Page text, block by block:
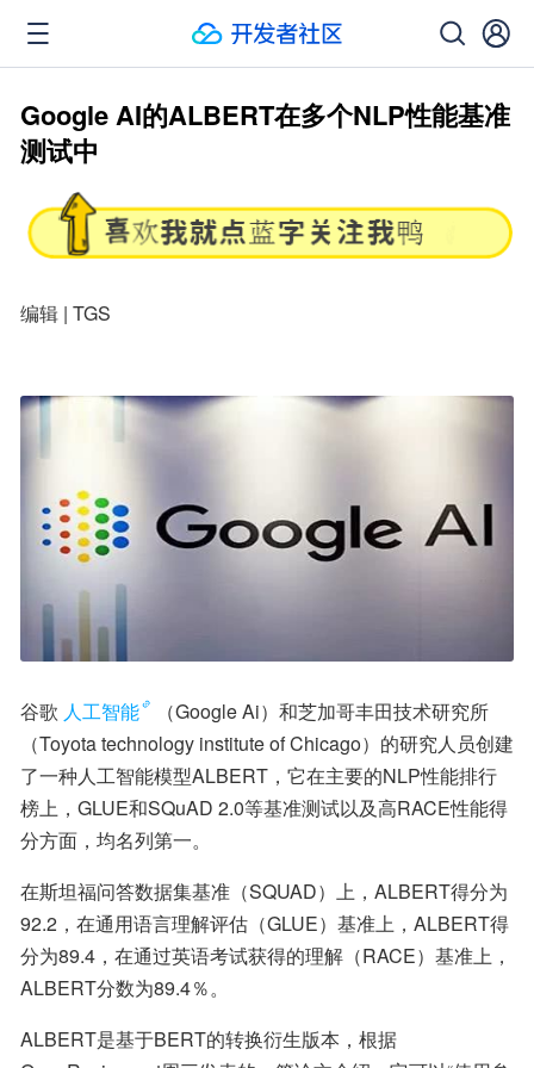
Google AI的ALBERT在多个NLP性能基准
测试中
编辑 | TGS
谷歌 人工智能
（Google Ai）和芝加哥丰田技术研究所
（Toyota technology institute of Chicago）的研究人员创建
了一种人工智能模型ALBERT，它在主要的NLP性能排行
榜上，GLUE和SQuAD 2.0等基准测试以及高RACE性能得
分方面，均名列第一。
在斯坦福问答数据集基准（SQUAD）上，ALBERT得分为
92.2，在通用语言理解评估（GLUE）基准上，ALBERT得
分为89.4，在通过英语考试获得的理解（RACE）基准上，
ALBERT分数为89.4％。
ALBERT是基于BERT的转换衍生版本，根据